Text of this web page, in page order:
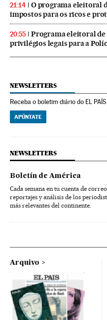
21:14
O programa eleitoral
impostos para os ricos e
20:55
Programa eleitoral
privilégios legais para a
NEWSLETTERS
Receba o boletim diário do EL
APÚNTATE
NEWSLETTERS
Boletín de América
Cada semana en tu cuenta de
reportajes y análisis de los
más relevantes del continente.
Arquivo